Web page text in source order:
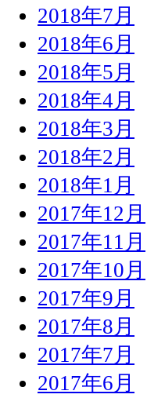
2018年7月
2018年6月
2018年5月
2018年4月
2018年3月
2018年2月
2018年1月
2017年12月
2017年11月
2017年10月
2017年9月
2017年8月
2017年7月
2017年6月